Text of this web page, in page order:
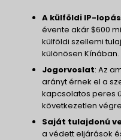
A külföldi IP-
évente akár $600
külföldi szellemi
különösen Kínában.
Jogorvoslat: Az
arányt érnek el a
kapcsolatos peres
következetlen
Saját tulajdonú
a védett eljárások